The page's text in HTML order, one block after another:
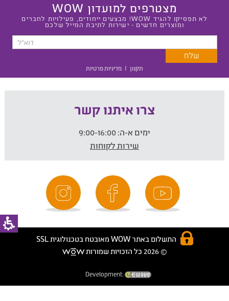
מצטרפים למועדון WOW
לא תפסיקו להגיד WOW! מבצעים ייחודים, פעילויות לחברים
ומוצרים חדשים - ישירות לתיבת המייל שלכם
תקנון | מדיניות פרטיות
צרו איתנו קשר
ימים א-ה:
שירות לקוחות
התשלום באתר WOW מאובטח בטכנולוגית SSL
© 2026 כל הזכויות שמורות
Development: